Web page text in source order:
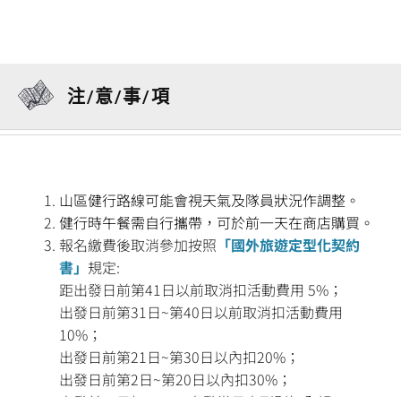
注/意/事/項
山區健行路線可能會視天氣及隊員狀況作調整。
健行時午餐需自行攜帶，可於前一天在商店購買。
報名繳費後取消參加按照 「國外旅遊定型化契約
書」 規定:
距出發日前第41日以前取消扣活動費用 5%；
出發日前第31日~第40日以前取消扣活動費用
10%；
出發日前第21日~第30日以內扣20%；
出發日前第2日~第20日以內扣30%；